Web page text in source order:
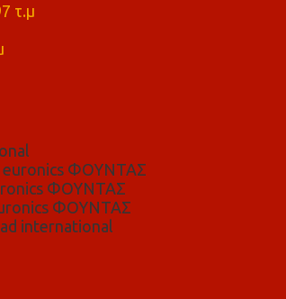
τ.μ
euronics ΦΟΥΝΤΑΣ
ΦΟΥΝΤΑΣ
ΦΟΥΝΤΑΣ
international